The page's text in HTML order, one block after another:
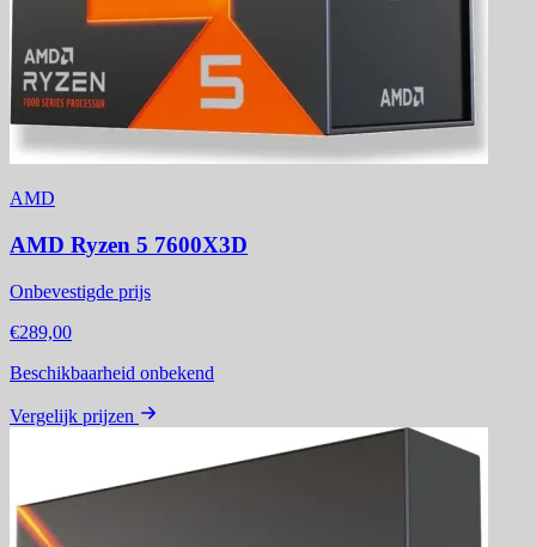
AMD
AMD Ryzen 5 7600X3D
Onbevestigde prijs
€289,00
Beschikbaarheid onbekend
Vergelijk prijzen